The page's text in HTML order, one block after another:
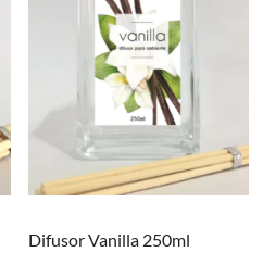
Difusor Vanilla 250ml